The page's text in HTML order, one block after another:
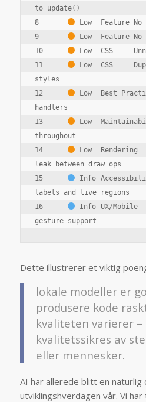
to update()
8
Low
9
Low
10
Low	CSS	Duplicated button
styles
Low	Best Practice	Inline onclick
handlers
13
Low	Maintainability	Magic numbers
throughout
14
Low	Rendering	Shadow state
leak between draw ops
15
Info	Accessibility	Missing ARIA
labels and live regions
16
Info	UX/Mobile	No swipe
gesture support
Dette illustrerer et viktig
lokale modeller er
produsere kode
kvaliteten varierer
kvalitetssikres av
eller mennesker.
AI har allerede blitt en naturlig
utviklingshverdagen vår. Vi